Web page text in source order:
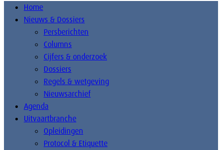
Home
Nieuws & Dossiers
Persberichten
Columns
Cijfers & onderzoek
Dossiers
Regels & wetgeving
Nieuwsarchief
Agenda
Uitvaartbranche
Opleidingen
Protocol & Etiquette